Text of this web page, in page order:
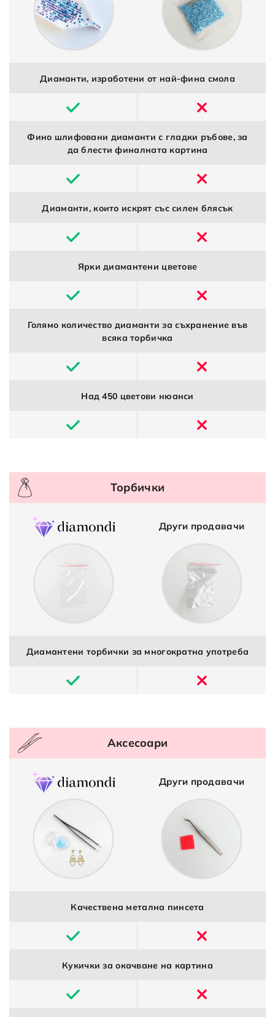
Диаманти, изработени от най-фина смола
Фино шлифовани диаманти с гладки ръбове, за
да блести финалната картина
Диаманти, които искрят със силен блясък
Ярки диамантени цветове
Голямо количество диаманти за съхранение във
всяка торбичка
Над 450 цветови нюанси
Торбички
Други продавачи
Диамантени торбички за многократна употреба
Аксесоари
Други продавачи
Качествена метална пинсета
Кукички за окачване на картина